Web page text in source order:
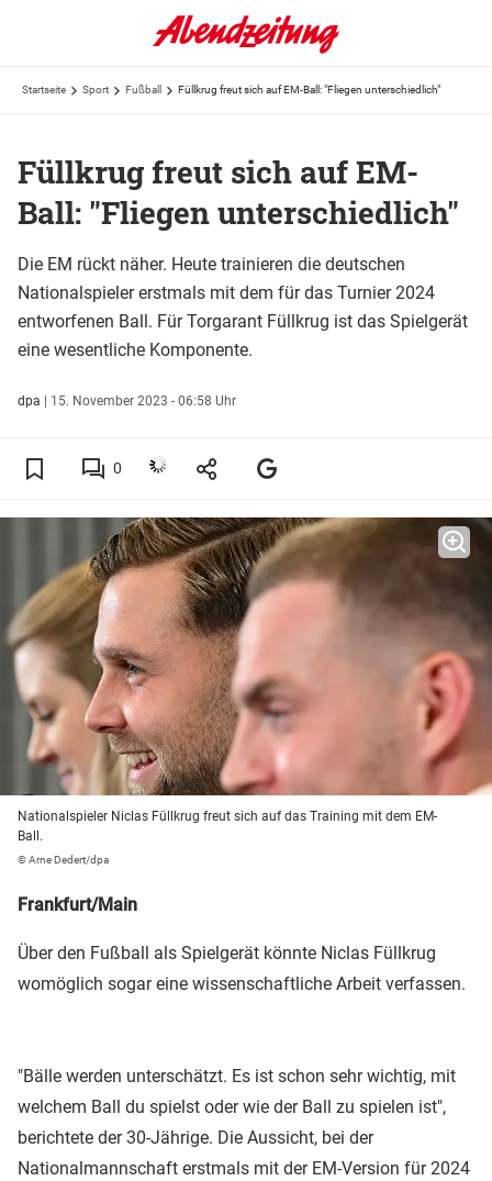
Startseite Sport Fußball Füllkrug freut sich auf EM-Ball: "Fliegen unterschiedlich"
Füllkrug freut sich auf EM-
Ball: "Fliegen unterschiedlich"
Die EM rückt näher. Heute trainieren die deutschen
Nationalspieler erstmals mit dem für das Turnier 2024
entworfenen Ball. Für Torgarant Füllkrug ist das Spielgerät
eine wesentliche Komponente.
dpa | 15. November 2023 - 06:58 Uhr
0
Nationalspieler Niclas Füllkrug freut sich auf das Training mit dem EM-
Ball.
© Arne Dedert/dpa
Frankfurt/Main
Über den Fußball als Spielgerät könnte Niclas Füllkrug
womöglich sogar eine wissenschaftliche Arbeit verfassen.
"Bälle werden unterschätzt. Es ist schon sehr wichtig, mit
welchem Ball du spielst oder wie der Ball zu spielen ist",
berichtete der 30-Jährige. Die Aussicht, bei der
Nationalmannschaft erstmals mit der EM-Version für 2024